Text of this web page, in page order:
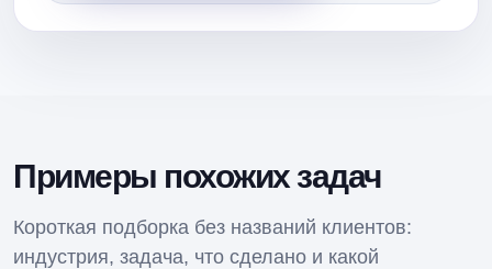
Примеры похожих задач
Короткая подборка без названий клиентов:
индустрия, задача, что сделано и какой